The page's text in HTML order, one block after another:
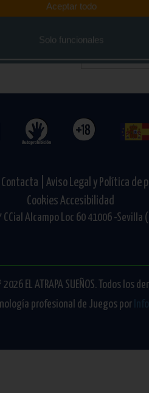
Contacta | Aviso Legal y Política de
Cookies Accesibilidad
CCial Alcampo Loc 60 41006 -
EL ATRAPA SUEÑOS. Todos los
profesional de Juegos por
Aceptar todo
Solo funcionales